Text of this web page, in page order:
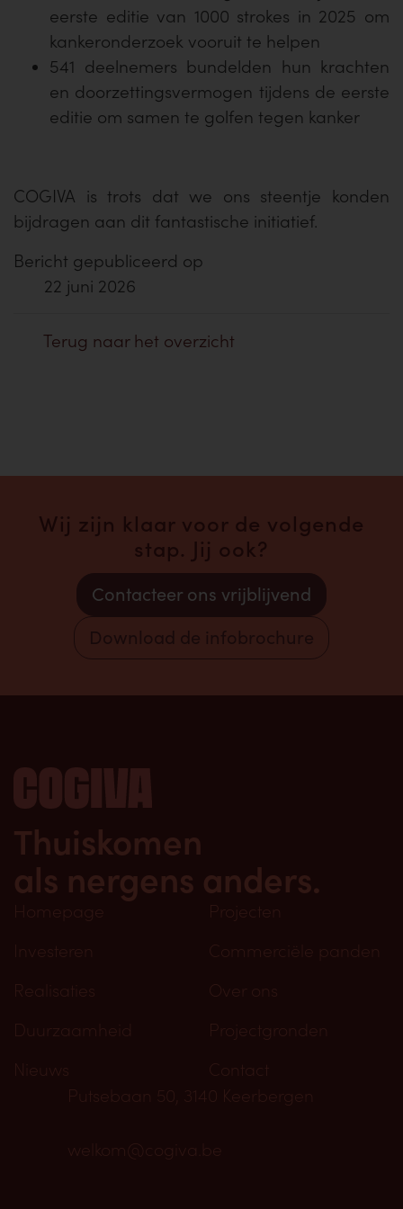
eerste editie van 1000 strokes in 2025 om
kankeronderzoek vooruit te helpen
541 deelnemers bundelden hun krachten
en doorzettingsvermogen tijdens de eerste
editie om samen te golfen tegen kanker
COGIVA is trots dat we ons steentje konden
bijdragen aan dit fantastische initiatief.
Bericht gepubliceerd op
22 juni 2026
Terug naar het overzicht
Wij zijn klaar voor de volgende
stap. Jij ook?
Contacteer ons vrijblijvend
Download de infobrochure
Thuiskomen
als nergens anders.
Homepage
Projecten
Investeren
Commerciële panden
Realisaties
Over ons
Duurzaamheid
Projectgronden
Nieuws
Contact
Putsebaan 50, 3140 Keerbergen
welkom@cogiva.be